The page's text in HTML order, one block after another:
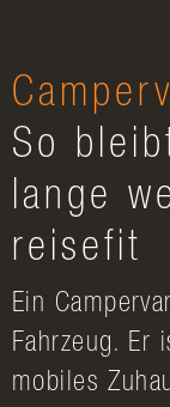
So
lange
reisefit
Ein
Fahrzeug. Er
mobiles